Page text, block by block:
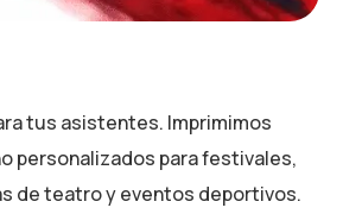
tus asistentes. Imprimimos
personalizados para festivales,
de teatro y eventos deportivos.